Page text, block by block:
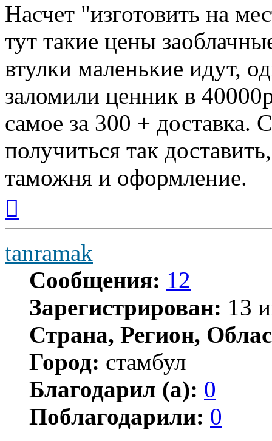
Насчет "изготовить на
тут такие цены
втулки маленькие идут,
заломили ценник в
самое за 300 + доставка.
получиться так
таможня и оформление.
началу
tanramak
Сообщения: 12
Зарегистрирован: 13
Страна, Регион,
Город: стамбул
Благодарил (а): 0
Поблагодарили: 0